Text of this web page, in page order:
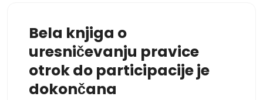
Bela knjiga o
uresničevanju pravice
otrok do participacije je
dokončana